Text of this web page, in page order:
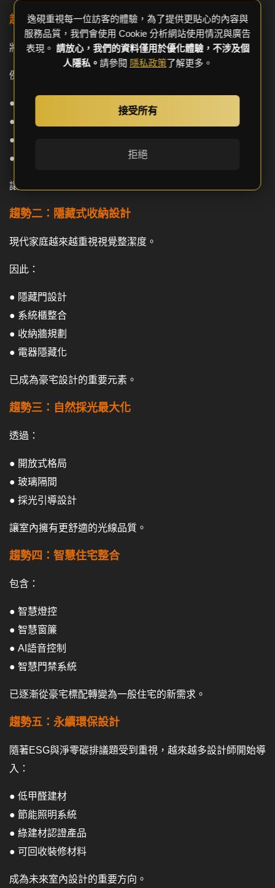
趨勢一：精品飯店化住宅
將五星級飯店的空間體驗導入居家環境。
例如：
● 大尺度石材應用
● 間接照明設計
● 精品展示櫃規劃
● 飯店式主臥套房
讓住宅不只是居住空間，更是一種生活品味的展現。
趨勢二：隱藏式收納設計
現代家庭越來越重視視覺整潔度。
因此：
● 隱藏門設計
● 系統櫃整合
● 收納牆規劃
● 電器隱藏化
已成為豪宅設計的重要元素。
趨勢三：自然採光最大化
透過：
● 開放式格局
● 玻璃隔間
● 採光引導設計
讓室內擁有更舒適的光線品質。
趨勢四：智慧住宅整合
包含：
● 智慧燈控
● 智慧窗簾
● AI語音控制
● 智慧門禁系統
已逐漸從豪宅標配轉變為一般住宅的新需求。
趨勢五：永續環保設計
隨著ESG與淨零碳排議題受到重視，越來越多設計師開始導
入：
● 低甲醛建材
● 節能照明系統
● 綠建材認證產品
● 可回收裝修材料
成為未來室內設計的重要方向。
逸硯重視每一位訪客的體驗，為了提供更貼心的內容與
服務品質，我們會使用 Cookie 分析網站使用情況與廣告
表現。 請放心，我們的資料僅用於優化體驗，不涉及個
人隱私。請參閱 隱私政策了解更多。
接受所有
拒絕